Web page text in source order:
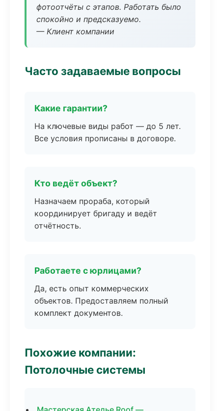
фотоотчёты с этапов. Работать было
спокойно и предсказуемо.
— Клиент компании
Часто задаваемые вопросы
Какие гарантии?
На ключевые виды работ — до 5 лет.
Все условия прописаны в договоре.
Кто ведёт объект?
Назначаем прораба, который
координирует бригаду и ведёт
отчётность.
Работаете с юрлицами?
Да, есть опыт коммерческих
объектов. Предоставляем полный
комплект документов.
Похожие компании:
Потолочные системы